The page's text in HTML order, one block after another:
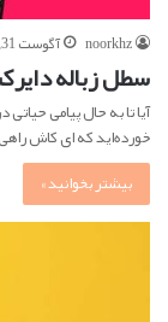
noorkhz آگوست 31, 2025
سطل زباله
آیا تا به حال پیامی
خورده‌اید که ای کاش
بیشتر بخوانید »